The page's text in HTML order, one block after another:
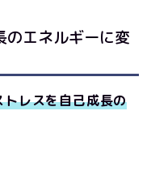
エネルギーに変
トレスを自己成長の